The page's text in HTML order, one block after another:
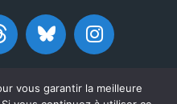
vous garantir la meilleure